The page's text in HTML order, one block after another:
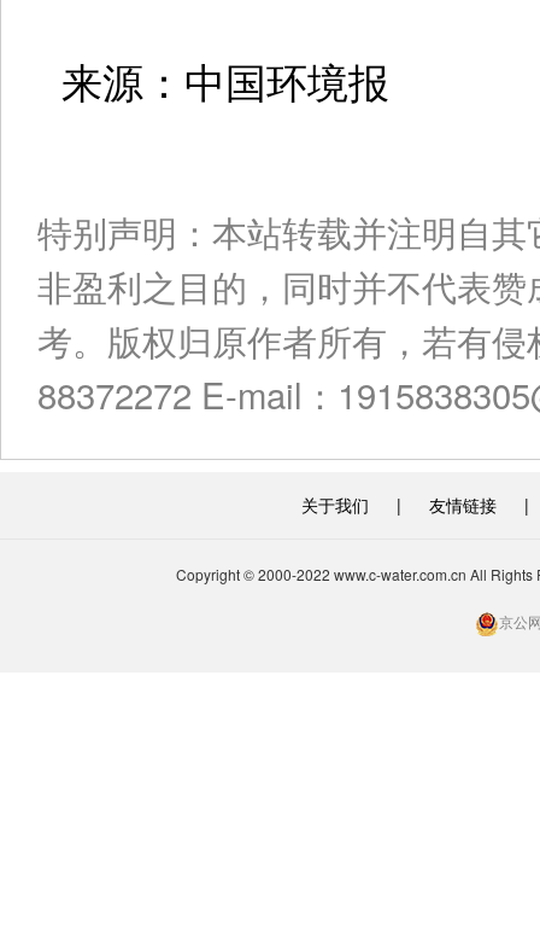
来源：中国环境报
特别声明：本站转载并注明自
非盈利之目的，同时并不代表
考。版权归原作者所有，若有
88372272 E-mail：
关于我们 | 友情链接 |
Copyright © 2000-2022 www.c-water.com.cn All
京公